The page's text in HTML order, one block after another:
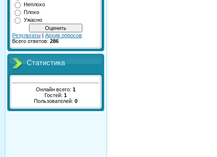
Неплохо
Плохо
Ужасно
Результаты | Архив опросов
Всего ответов: 286
Статистика
Онлайн всего: 1
Гостей: 1
Пользователей: 0